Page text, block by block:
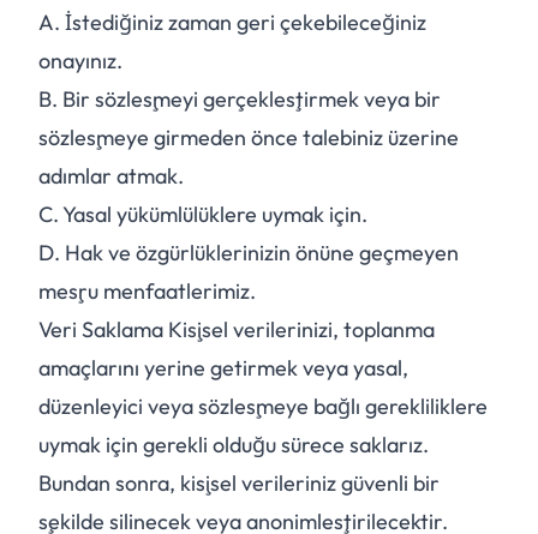
A. İstediğiniz zaman geri çekebileceğiniz
onayınız.
B. Bir sözleşmeyi gerçekleştirmek veya bir
sözleşmeye girmeden önce talebiniz üzerine
adımlar atmak.
C.Yasal yükümlülüklere uymak için.
D. Hak ve özgürlüklerinizin önüne geçmeyen
meşru menfaatlerimiz.
Veri Saklama Kişisel verilerinizi, toplanma
amaçlarını yerine getirmek veya yasal,
düzenleyici veya sözleşmeye bağlı gerekliliklere
uymak için gerekli olduğu sürece saklarız.
Bundan sonra, kişisel verileriniz güvenli bir
şekilde silinecek veya anonimleştirilecektir.